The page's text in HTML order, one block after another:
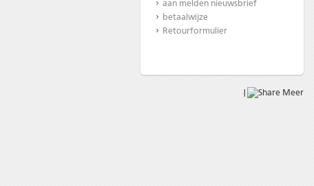
aan melden nieuwsbrief
betaalwijze
Retourformulier
Meer